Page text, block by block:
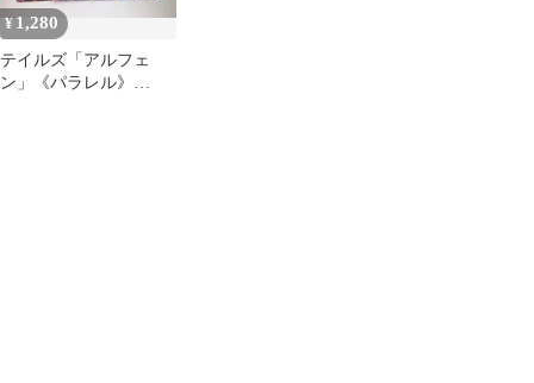
¥ 1,280
テイルズ「アルフェ
ン」《パラレル》